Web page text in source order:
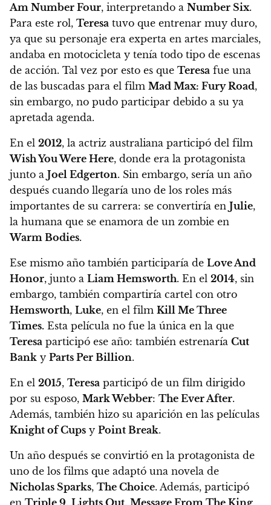
Am Number Four, interpretando a Number Six.
Para este rol, Teresa tuvo que entrenar muy duro,
ya que su personaje era experta en artes marciales,
andaba en motocicleta y tenía todo tipo de escenas
de acción. Tal vez por esto es que Teresa fue una
de las buscadas para el film Mad Max: Fury Road,
sin embargo, no pudo participar debido a su ya
apretada agenda.
En el 2012, la actriz australiana participó del film
Wish You Were Here, donde era la protagonista
junto a Joel Edgerton. Sin embargo, sería un año
después cuando llegaría uno de los roles más
importantes de su carrera: se convertiría en Julie,
la humana que se enamora de un zombie en
Warm Bodies.
Ese mismo año también participaría de Love And
Honor, junto a Liam Hemsworth. En el 2014, sin
embargo, también compartiría cartel con otro
Hemsworth, Luke, en el film Kill Me Three
Times. Esta película no fue la única en la que
Teresa participó ese año: también estrenaría Cut
Bank y Parts Per Billion.
En el 2015, Teresa participó de un film dirigido
por su esposo, Mark Webber: The Ever After.
Además, también hizo su aparición en las películas
Knight of Cups y Point Break.
Un año después se convirtió en la protagonista de
uno de los films que adaptó una novela de
Nicholas Sparks, The Choice. Además, participó
en Triple 9, Lights Out, Message From The King